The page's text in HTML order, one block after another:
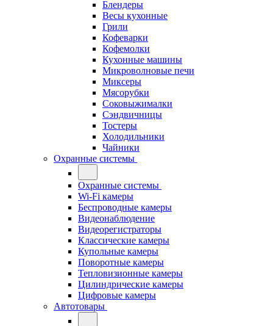
Блендеры
Весы кухонные
Грили
Кофеварки
Кофемолки
Кухонные машины
Микроволновые печи
Миксеры
Мясорубки
Соковыжималки
Сэндвичницы
Тостеры
Холодильники
Чайники
Охранные системы
Охранные системы
Wi-Fi камеры
Беспроводные камеры
Видеонаблюдение
Видеорегистраторы
Классические камеры
Купольные камеры
Поворотные камеры
Тепловизионные камеры
Цилиндрические камеры
Цифровые камеры
Автотовары